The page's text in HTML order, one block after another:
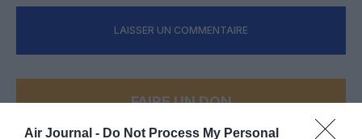
Air Journal - Do Not Process My Personal
LAISSER UN COMMENTAIRE
FAIRE UN DON